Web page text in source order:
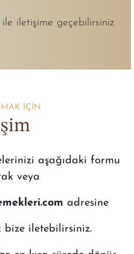
iletişime geçebilirsiniz
İÇİN
aşağıdaki formu
veya
adresine
bize iletebilirsiniz.